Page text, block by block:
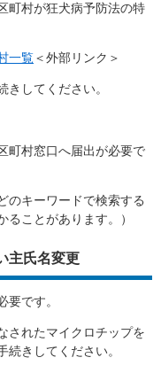
町村が狂犬病予防法の特
一覧＜外部リンク＞
きしてください。
町村窓口へ届出が必要で
のキーワードで検索する
ことがあります。）
主氏名変更
です。
されたマイクロチップを
きしてください。